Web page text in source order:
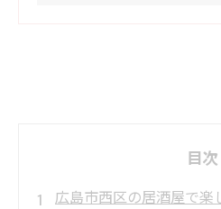
目次
広島市西区の居酒屋で楽